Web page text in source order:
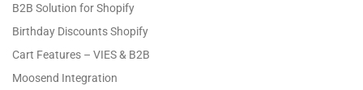
B2B Solution for Shopify
Birthday Discounts Shopify
Cart Features – VIES & B2B
Moosend Integration